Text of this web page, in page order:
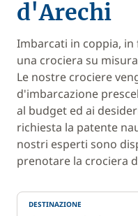
d'Arechi
Imbarcati in coppia,
una crociera su
Le nostre crociere
d'imbarcazione
al budget ed ai
richiesta la patente
nostri esperti sono
prenotare la crociera
DESTINAZIONE